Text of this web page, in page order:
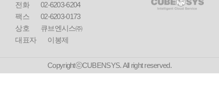
전화
02-6203-6204
팩스
02-6203-0173
상호
큐브엔시스㈜
대표자
이봉제
CopyrightⓒCUBENSYS. All right reserved.